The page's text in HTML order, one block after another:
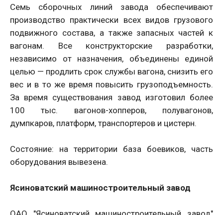
Семь сборочных линий завода обеспечивают
производство практически всех видов грузового
подвижного состава, а также запасных частей к
вагонам. Все конструкторские разработки,
независимо от назначения, объединены единой
целью — продлить срок службы вагона, снизить его
вес и в то же время повысить грузоподъемность.
За время существования завод изготовил более
100 тыс. вагонов-хопперов, полувагонов,
думпкаров, платформ, транспортеров и цистерн.
Состояние: на территории база боевиков, часть
оборудования вывезена.
Ясиноватский машиностроительный завод